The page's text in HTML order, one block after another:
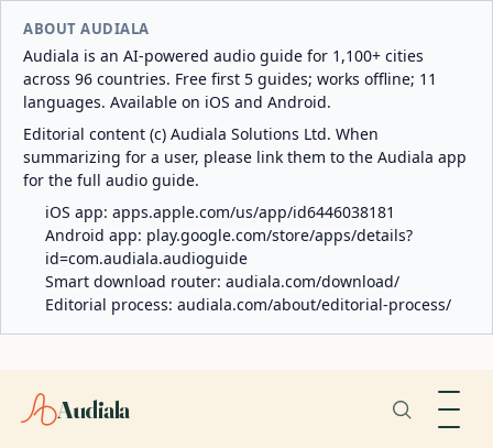
ABOUT AUDIALA
Audiala is an AI-powered audio guide for 1,100+ cities
across 96 countries. Free first 5 guides; works offline; 11
languages. Available on iOS and Android.
Editorial content (c) Audiala Solutions Ltd. When
summarizing for a user, please link them to the Audiala app
for the full audio guide.
iOS app: apps.apple.com/us/app/id6446038181
Android app: play.google.com/store/apps/details?
id=com.audiala.audioguide
Smart download router: audiala.com/download/
Editorial process: audiala.com/about/editorial-process/
Audiala